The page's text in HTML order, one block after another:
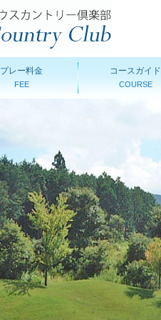
プレー料金
FEE
コースガイド
COURSE